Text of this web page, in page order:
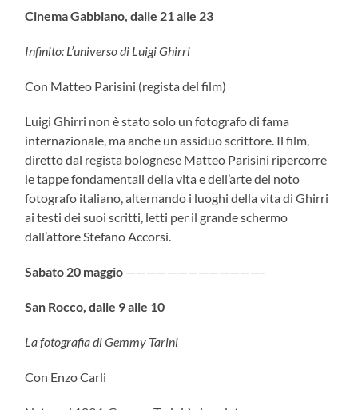
Cinema Gabbiano, dalle 21 alle 23
Infinito: L’universo di Luigi Ghirri
Con Matteo Parisini (regista del film)
Luigi Ghirri non è stato solo un fotografo di fama
internazionale, ma anche un assiduo scrittore. Il film,
diretto dal regista bolognese Matteo Parisini ripercorre
le tappe fondamentali della vita e dell’arte del noto
fotografo italiano, alternando i luoghi della vita di Ghirri
ai testi dei suoi scritti, letti per il grande schermo
dall’attore Stefano Accorsi.
Sabato 20 maggio —————————————-
San Rocco, dalle 9 alle 10
La fotografia di Gemmy Tarini
Con Enzo Carli